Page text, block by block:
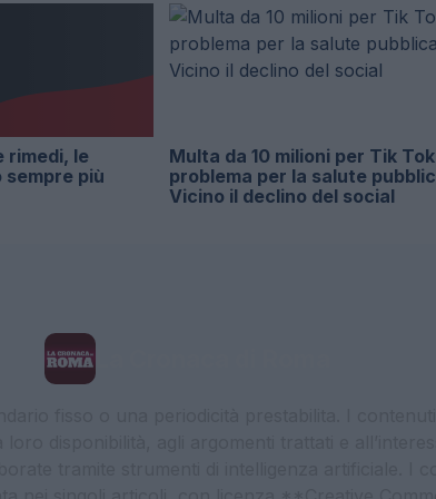
rimedi, le
più
Multa da 10 milioni per Tik
problema per la salute
Vicino il declino del social